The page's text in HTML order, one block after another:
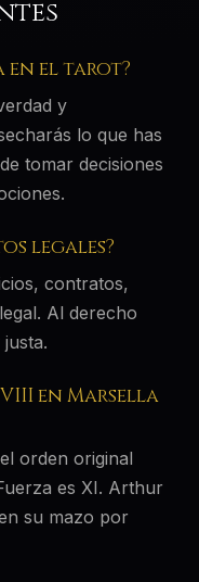
en el tarot?
y
lo que has
tomar decisiones
legales?
contratos,
Al derecho
en Marsella
orden original
es XI. Arthur
su mazo por